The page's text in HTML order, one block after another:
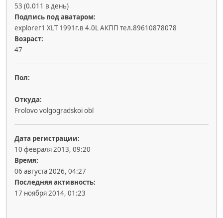
53 (0.011 в день)
Подпись под аватаром:
exploreг1 XLT 1991г.в 4.0L АКПП тел.89610878078
Возраст:
47
Пол:
Откуда:
Frolovo volgogradskoi obl
Дата регистрации:
10 февраля 2013, 09:20
Время:
06 августа 2026, 04:27
Последняя активность:
17 ноября 2014, 01:23